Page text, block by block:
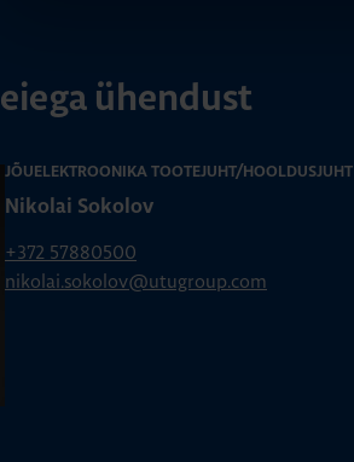
ühendust
JÕUELEKTROONIKA TOOTEJUHT/HOOLDUSJUHT
Nikolai Sokolov
+372 57880500
nikolai.sokolov@utugroup.com